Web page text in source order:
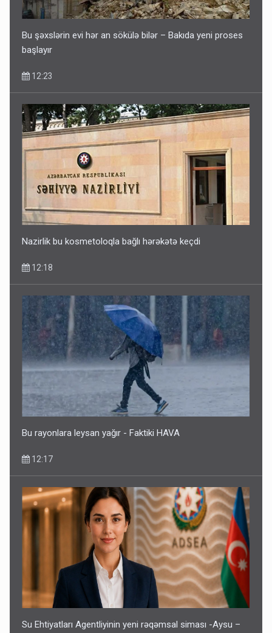
Bu şəxslərin evi hər an sökülə bilər – Bakıda yeni proses
başlayır
12:23
Nazirlik bu kosmetoloqla bağlı hərəkətə keçdi
12:18
Bu rayonlara leysan yağır - Faktiki HAVA
12:17
Su Ehtiyatları Agentliyinin yeni rəqəmsal siması -Aysu –